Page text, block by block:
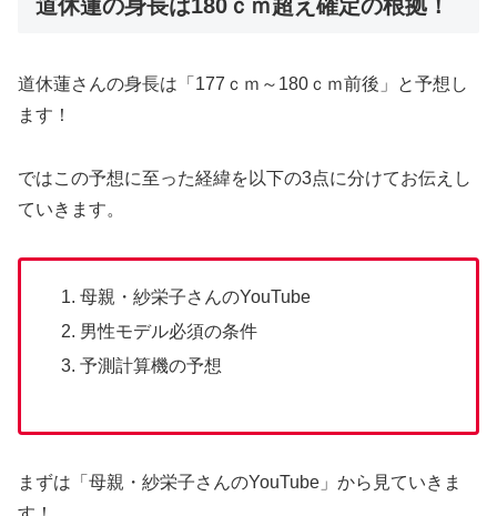
道休蓮の身長は180ｃｍ超え確定の根拠！
道休蓮さんの身長は「177ｃｍ～180ｃｍ前後」と予想し
ます！
ではこの予想に至った経緯を以下の3点に分けてお伝えし
ていきます。
母親・紗栄子さんのYouTube
男性モデル必須の条件
予測計算機の予想
まずは「母親・紗栄子さんのYouTube」から見ていきま